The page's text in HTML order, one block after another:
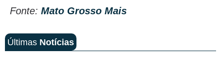
Fonte: Mato Grosso Mais
Últimas Notícias